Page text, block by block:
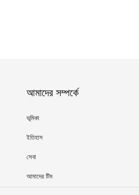
আমাদের সম্পর্কে
ভূমিকা
ইতিহাস
সেবা
আমাদের টিম